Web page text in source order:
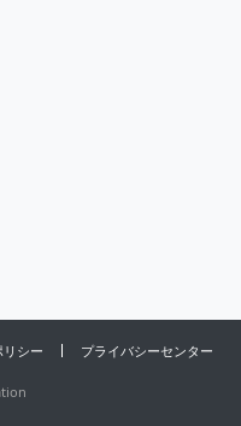
シー プライバシーセンター